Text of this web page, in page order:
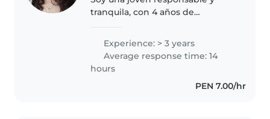
tranquila, con 4 años de
edad de guardería y primaria. He
cuidado de mis hermanos,
primos e hijos de amigos de mis
padres...
Experience: > 3 years
Average response time: 14
hours
PEN 7.00/hr